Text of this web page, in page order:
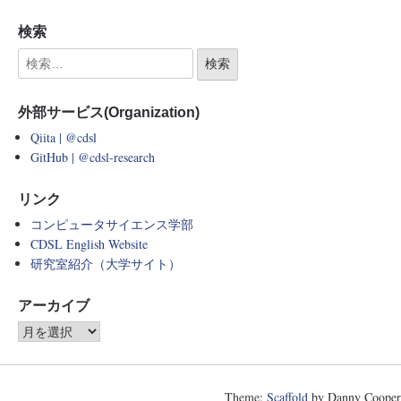
検索
外部サービス(Organization)
Qiita | @cdsl
GitHub | @cdsl-research
リンク
コンピュータサイエンス学部
CDSL English Website
研究室紹介（大学サイト）
アーカイブ
Theme: Scaffold by Danny Cooper